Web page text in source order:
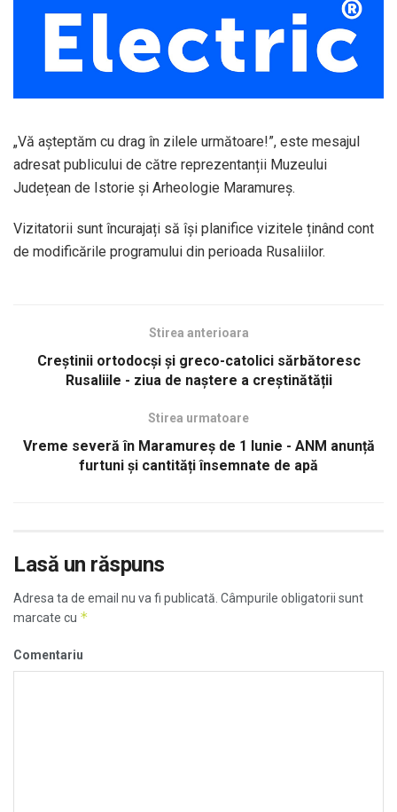
„Vă așteptăm cu drag în zilele următoare!”, este mesajul
adresat publicului de către reprezentanții Muzeului
Județean de Istorie și Arheologie Maramureș.
Vizitatorii sunt încurajați să își planifice vizitele ținând cont
de modificările programului din perioada Rusaliilor.
Stirea anterioara
Creștinii ortodocși și greco-catolici sărbătoresc
Rusaliile - ziua de naștere a creștinătății
Stirea urmatoare
Vreme severă în Maramureș de 1 Iunie - ANM anunță
furtuni și cantități însemnate de apă
Lasă un răspuns
Adresa ta de email nu va fi publicată. Câmpurile obligatorii sunt
marcate cu *
Comentariu